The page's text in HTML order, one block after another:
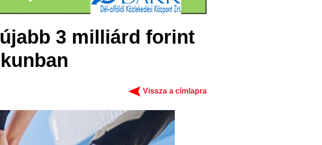
3 milliárd forint
Vissza a címlapra